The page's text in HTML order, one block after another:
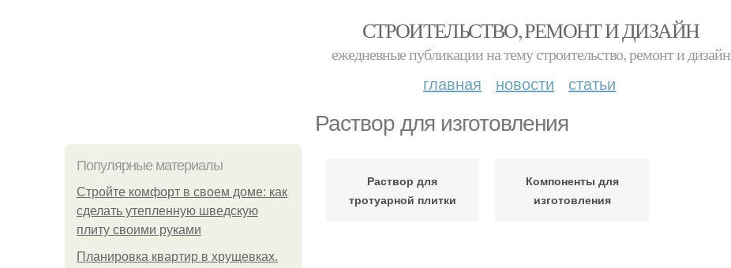
СТРОИТЕЛЬСТВО, РЕМОНТ И ДИЗАЙН
ежедневные публикации на тему строительство, ремонт и дизайн
главная новости статьи
Раствор для изготовления
Популярные материалы
Стройте комфорт в своем доме: как
сделать утепленную шведскую
плиту своими руками
Планировка квартир в хрущевках.
Раствор для
тротуарной плитки
Компоненты для
изготовления